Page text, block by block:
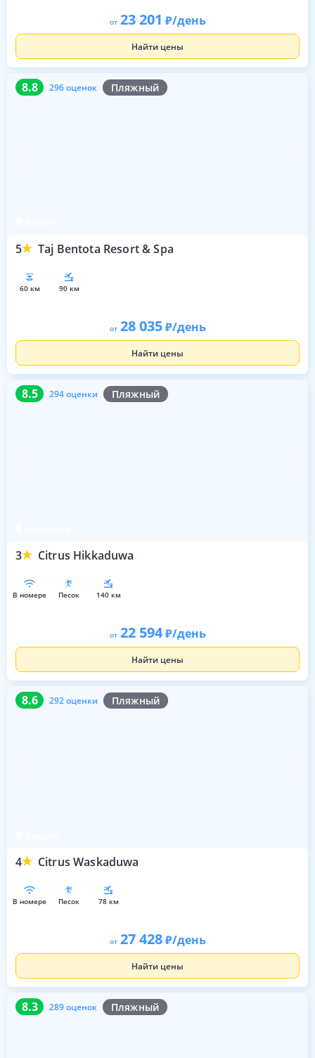
от 23 201 /день
Найти цены
8.8 296 оценок Пляжный
5 Taj Bentota Resort & Spa
8.8 296 оценок
60 км 90 км
от 28 035 /день
Найти цены
8.5 294 оценки Пляжный
3 Citrus Hikkaduwa
8.5 294 оценки
в номере песок 140 км
от 22 594 /день
Найти цены
8.6 292 оценки Пляжный
4 Citrus Waskaduwa
8.6 292 оценки
в номере песок 78 км
от 27 428 /день
Найти цены
8.3 289 оценок Пляжный
8.3 289 оценок